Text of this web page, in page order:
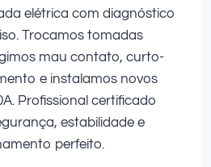
elétrica com diagnóstico
Trocamos tomadas
mau contato, curto-
e instalamos novos
Profissional certificado
estabilidade e
perfeito.